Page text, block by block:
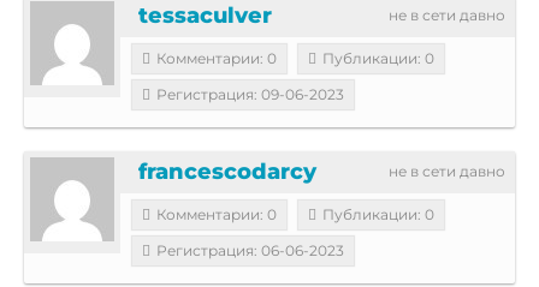
не в сети давно
tessaculver
Комментарии: 0
Публикации: 0
Регистрация: 09-06-2023
не в сети давно
francescodarcy
Комментарии: 0
Публикации: 0
Регистрация: 06-06-2023